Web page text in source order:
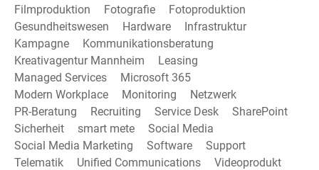
Filmproduktion
Fotografie
Fotoproduktion
Gesundheitswesen
Hardware
Infrastruktur
Kampagne
Kommunikationsberatung
Kreativagentur Mannheim
Leasing
Managed Services
Microsoft 365
Modern Workplace
Monitoring
Netzwerk
PR-Beratung
Recruiting Service Desk
SharePoint
Sicherheit
smart mete
Social Media
Social Media Marketing
Software
Support
Telematik
Unified Communications
Videoprodukt